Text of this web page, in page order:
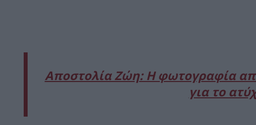
Αποστολία Ζώη: Η φωτογραφία
για το